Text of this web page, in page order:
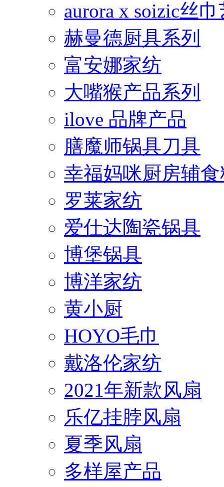
aurora x soizic丝
赫曼德厨具系列
富安娜家纺
大嘴猴产品系列
ilove 品牌产品
膳魔师锅具刀具
幸福妈咪厨房辅
罗莱家纺
爱仕达陶瓷锅具
博堡锅具
博洋家纺
黄小厨
HOYO毛巾
戴洛伦家纺
2021年新款风扇
乐亿挂脖风扇
夏季风扇
多样屋产品